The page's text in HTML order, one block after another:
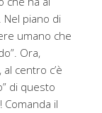
Nel piano di
umano che
Ora,
centro c’è
di questo
il